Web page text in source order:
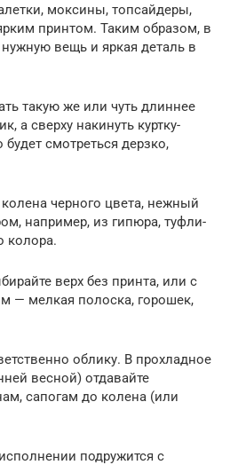
моксины, топсайдеры,
принтом. Таким образом, в
нужную вещь и яркая деталь в
такую же или чуть длиннее
а сверху накинуть куртку-
смотреться дерзко,
черного цвета, нежный
например, из гипюра, туфли-
колора.
верх без принта, или с
— мелкая полоска, горошек,
облику. В прохладное
весной) отдавайте
сапогам до колена (или
подружится с